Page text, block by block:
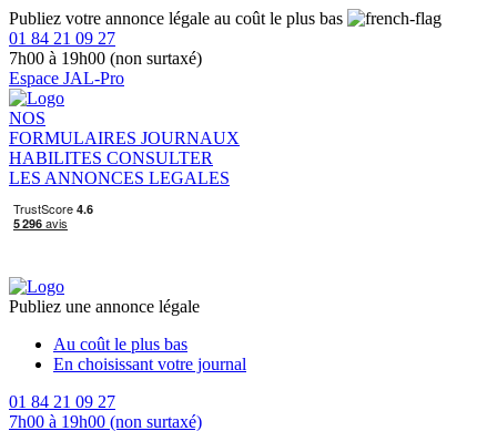
Publiez votre annonce légale au coût le plus bas
01 84 21 09 27
7h00 à 19h00 (non surtaxé)
Espace JAL-Pro
NOS
FORMULAIRES JOURNAUX
HABILITES CONSULTER
LES ANNONCES LEGALES
Publiez une annonce légale
Au coût le plus bas
En choisissant votre journal
01 84 21 09 27
7h00 à 19h00 (non surtaxé)